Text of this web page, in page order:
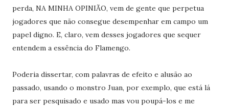
perda, NA MINHA OPINIÃO, vem de gente que perpetua
jogadores que não consegue desempenhar em campo um
papel digno. E, claro, vem desses jogadores que sequer
entendem a essência do Flamengo.
Poderia dissertar, com palavras de efeito e alusão ao
passado, usando o monstro Juan, por exemplo, que está lá
para ser pesquisado e usado mas vou poupá-los e me